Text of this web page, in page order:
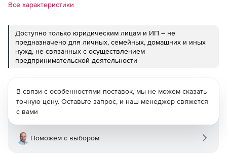
Все характеристики
Доступно только юридическим лицам и ИП – не
предназначено для личных, семейных, домашних и иных
нужд, не связанных с осуществлением
предпринимательской деятельности
В связи с особенностями поставок, мы не можем сказать
точную цену. Оставьте запрос, и наш менеджер свяжется
с вами
Поможем с выбором